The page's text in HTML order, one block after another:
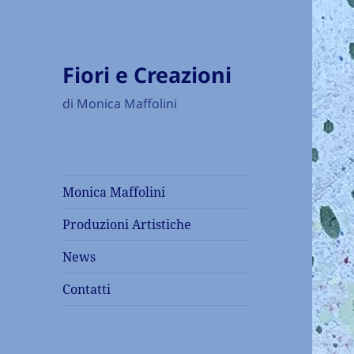
Fiori e Creazioni
di Monica Maffolini
Monica Maffolini
Produzioni Artistiche
News
Contatti